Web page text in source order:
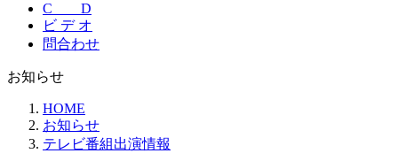
C D
ビ デ オ
問合わせ
お知らせ
HOME
お知らせ
テレビ番組出演情報